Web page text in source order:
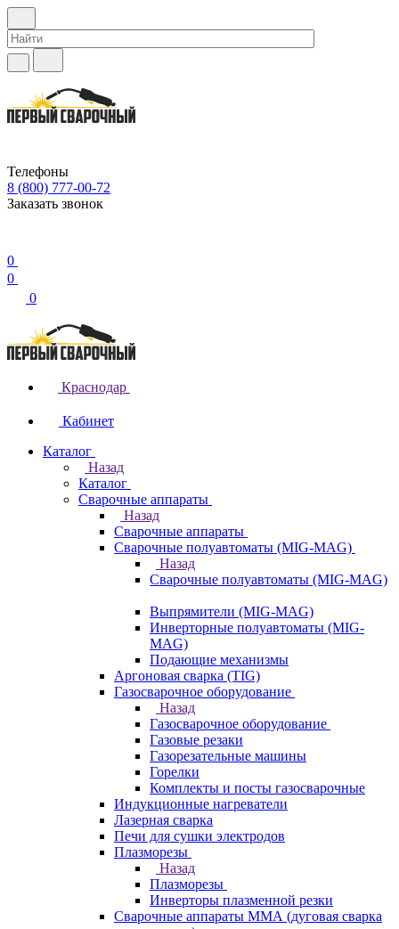
Телефоны
8 (800) 777-00-72
Заказать звонок
0
0
0
Краснодар
Кабинет
Каталог
Назад
Каталог
Сварочные аппараты
Назад
Сварочные аппараты
Сварочные полуавтоматы (MIG-MAG)
Назад
Сварочные полуавтоматы (MIG-MAG)
Выпрямители (MIG-MAG)
Инверторные полуавтоматы (MIG-
MAG)
Подающие механизмы
Аргоновая сварка (TIG)
Газосварочное оборудование
Назад
Газосварочное оборудование
Газовые резаки
Газорезательные машины
Горелки
Комплекты и посты газосварочные
Индукционные нагреватели
Лазерная сварка
Печи для сушки электродов
Плазморезы
Назад
Плазморезы
Инверторы плазменной резки
Сварочные аппараты ММА (дуговая сварка